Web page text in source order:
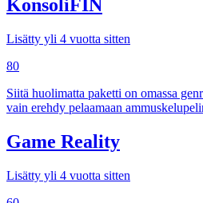
KonsoliFIN
Lisätty yli 4 vuotta sitten
80
Siitä huolimatta paketti on omassa
vain erehdy pelaamaan
Game Reality
Lisätty yli 4 vuotta sitten